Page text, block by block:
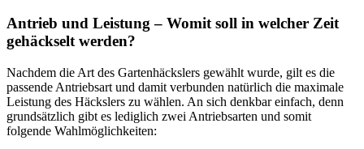
Antrieb und Leistung – Womit soll in welcher Zeit
gehäckselt werden?
Nachdem die Art des Gartenhäckslers gewählt wurde, gilt es die
passende Antriebsart und damit verbunden natürlich die maximale
Leistung des Häckslers zu wählen. An sich denkbar einfach, denn
grundsätzlich gibt es lediglich zwei Antriebsarten und somit
folgende Wahlmöglichkeiten: